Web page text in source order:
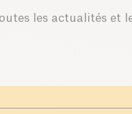
les actualités et